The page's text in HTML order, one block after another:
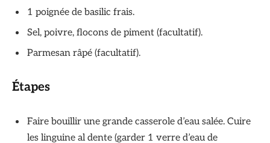
1 poignée de basilic frais.
Sel, poivre, flocons de piment (facultatif).
Parmesan râpé (facultatif).
Étapes
Faire bouillir une grande casserole d’eau salée. Cuire
les linguine al dente (garder 1 verre d’eau de